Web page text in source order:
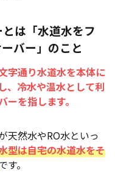
心感に不安を感じる人
しやすい典型パタ
人が浄水型だけにした
は「水道水をフ
バー」のこと
字通り水道水を本体に
、冷水や温水として利
を指します。
天然水やRO水といっ
型は自宅の水道水をそ
す。